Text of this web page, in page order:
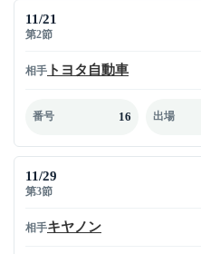
11/21
第2節
相手 トヨタ自動車
番号 16 出場
11/29
第3節
相手キヤノン